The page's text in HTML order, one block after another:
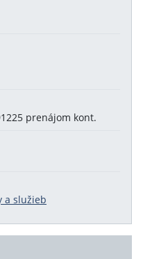
prenájom kont.
a služieb